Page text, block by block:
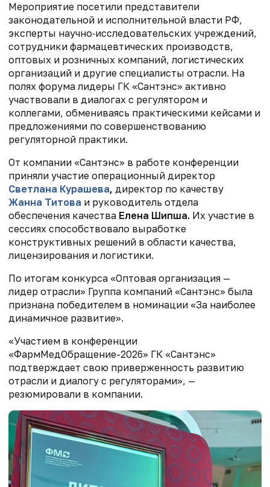
Мероприятие посетили представители
законодательной и исполнительной власти РФ,
эксперты научно‑исследовательских учреждений,
сотрудники фармацевтических производств,
оптовых и розничных компаний, логистических
организаций и другие специалисты отрасли. На
полях форума лидеры ГК «Сантэнс» активно
участвовали в диалогах с регулятором и
коллегами, обмениваясь практическими кейсами и
предложениями по совершенствованию
регуляторной практики.
От компании «Сантэнс» в работе конференции
приняли участие операционный директор
Светлана Курашева, директор по качеству
Жанна Титова и руководитель отдела
обеспечения качества Елена Шипша. Их участие в
сессиях способствовало выработке
конструктивных решений в области качества,
лицензирования и логистики.
По итогам конкурса «Оптовая организация —
лидер отрасли» Группа компаний «Сантэнс» была
признана победителем в номинации «За наиболее
динамичное развитие».
«Участием в конференции
«ФармМедОбращение-2026» ГК «Сантэнс»
подтверждает свою приверженность развитию
отрасли и диалогу с регуляторами», —
резюмировали в компании.